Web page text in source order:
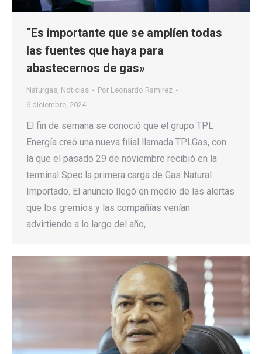
“Es importante que se amplíen todas
las fuentes que haya para
abastecernos de gas»
Naturgas, Noticias Por Leonardo Ramirez
6 diciembre, 2024
El fin de semana se conoció que el grupo TPL
Energía creó una nueva filial llamada TPLGas, con
la que el pasado 29 de noviembre recibió en la
terminal Spec la primera carga de Gas Natural
Importado. El anuncio llegó en medio de las alertas
que los gremios y las compañías venían
advirtiendo a lo largo del año,…